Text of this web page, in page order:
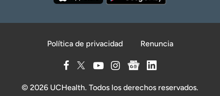
Política de privacidad Renuncia
© 2026 UCHealth. Todos los derechos reservados.